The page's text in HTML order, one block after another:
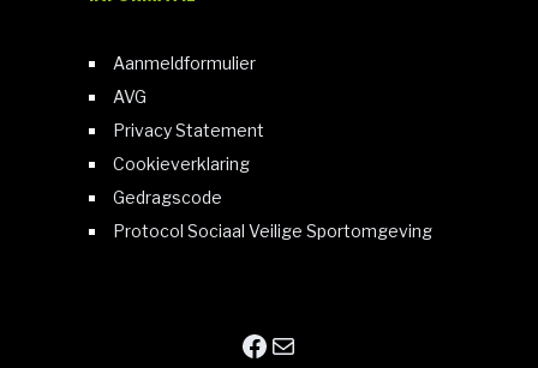
Aanmeldformulier
AVG
Privacy Statement
Cookieverklaring
Gedragscode
Protocol Sociaal Veilige Sportomgeving
Facebook
E-mail